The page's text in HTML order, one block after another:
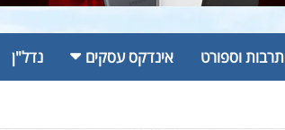
תרבות וספורט אינדקס עסקים נדל"ן